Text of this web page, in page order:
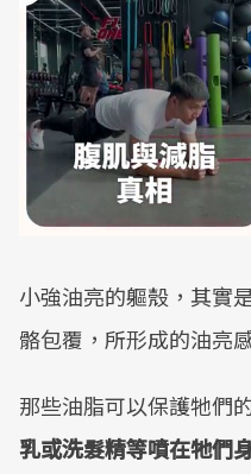
小強油亮的軀殼，其實
骼包覆，所形成的油亮
那些油脂可以保護牠們
乳或洗髮精等噴在牠們